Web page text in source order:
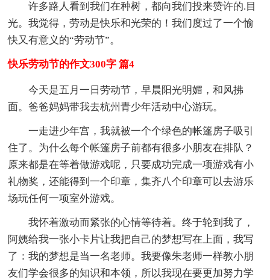
许多路人看到我们在种树，都向我们投来赞许的.目
光。我觉得，劳动是快乐和光荣的！我们度过了一个愉
快又有意义的“劳动节”。
快乐劳动节的作文300字 篇4
今天是五月一日劳动节，早晨阳光明媚，和风拂
面。爸爸妈妈带我去杭州青少年活动中心游玩。
一走进少年宫，我就被一个个绿色的帐篷房子吸引
住了。为什么每个帐篷房子前都有很多小朋友在排队？
原来都是在等着做游戏呢，只要成功完成一项游戏有小
礼物奖，还能得到一个印章，集齐八个印章可以去游乐
场玩任何一项室外游戏。
我怀着激动而紧张的心情等待着。终于轮到我了，
阿姨给我一张小卡片让我把自己的梦想写在上面，我写
了：我的梦想是当一名老师。我要像朱老师一样教小朋
友们学会很多的知识和本领，所以我现在要更加努力学